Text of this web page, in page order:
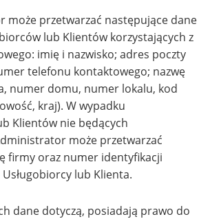
może przetwarzać następujące dane
lub Klientów korzystających z
imię i nazwisko; adres poczty
telefonu kontaktowego; nazwę
numer domu, numer lokalu, kod
kraj). W wypadku
Klientów nie będących
może przetwarzać
firmy oraz numer identyfikacji
lub Klienta.
dane dotyczą, posiadają prawo do